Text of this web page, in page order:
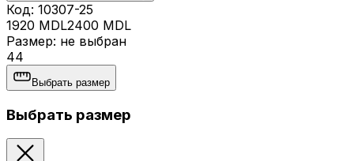
Код: 10307-25
1920 MDL2400 MDL
Размер: не выбран
44
Выбрать размер
Выбрать размер